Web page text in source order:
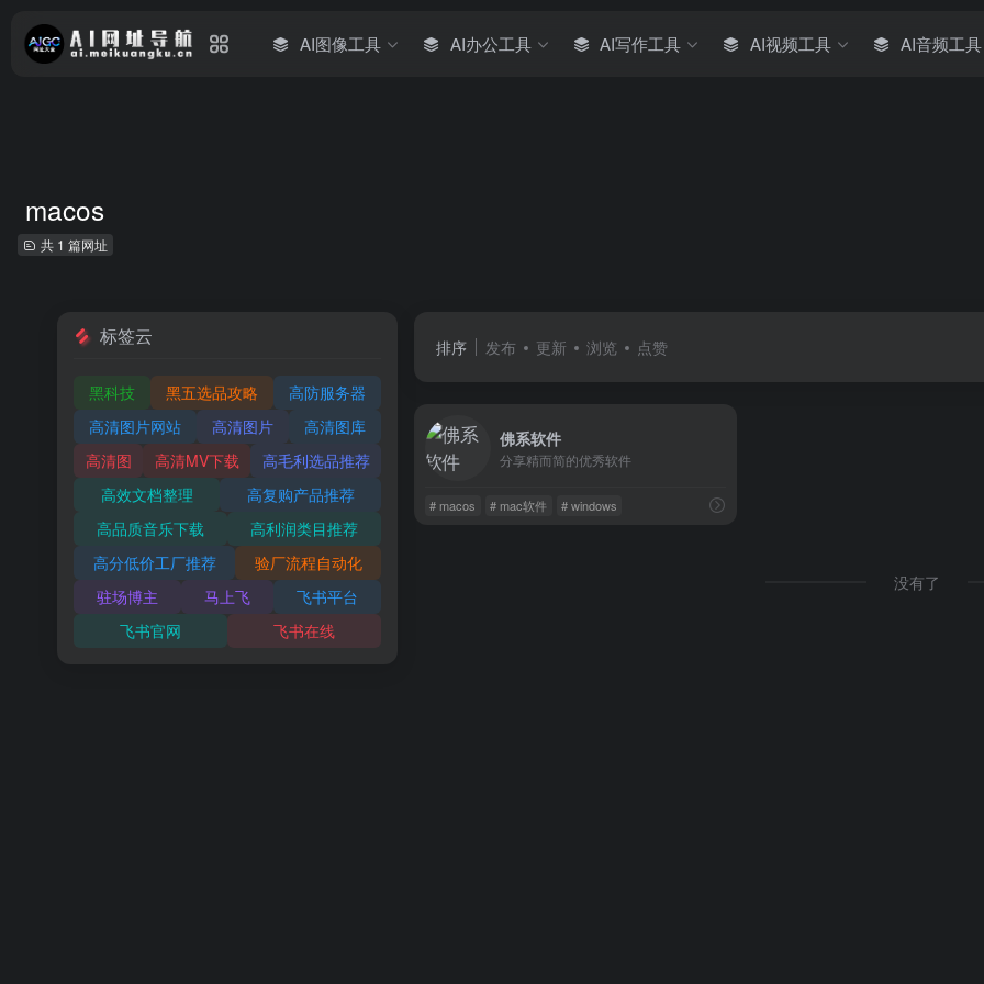
AI图像工具 AI办公工具 AI写作工具 AI视频工具 AI音频工具
macos
共 1 篇网址
排序 发布 更新 浏览 点赞
佛系软件
分享精而简的优秀软件
# macos # mac软件 # windows
没有了
标签云
黑科技 黑五选品攻略
高防服务器
高清图片网站
高清图片
高清图库
高清图
高清MV下载
高毛利选品推荐
高效文档整理
高复购产品推荐
高品质音乐下载
高利润类目推荐
高分低价工厂推荐
验厂流程自动化
驻场博主
马上飞
飞书平台
飞书官网
飞书在线